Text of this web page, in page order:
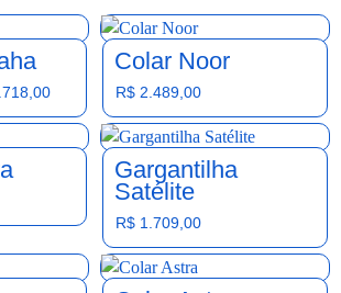
Colar Noor
R$ 2.489,00
Gargantilha
Satélite
R$ 1.709,00